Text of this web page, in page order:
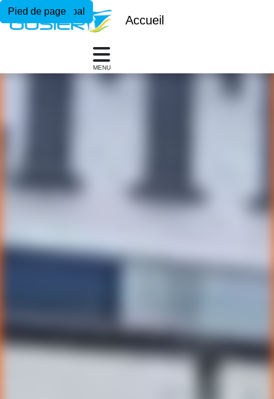
Menu principal
Contenu principal
Pied de page
Accueil
MENU